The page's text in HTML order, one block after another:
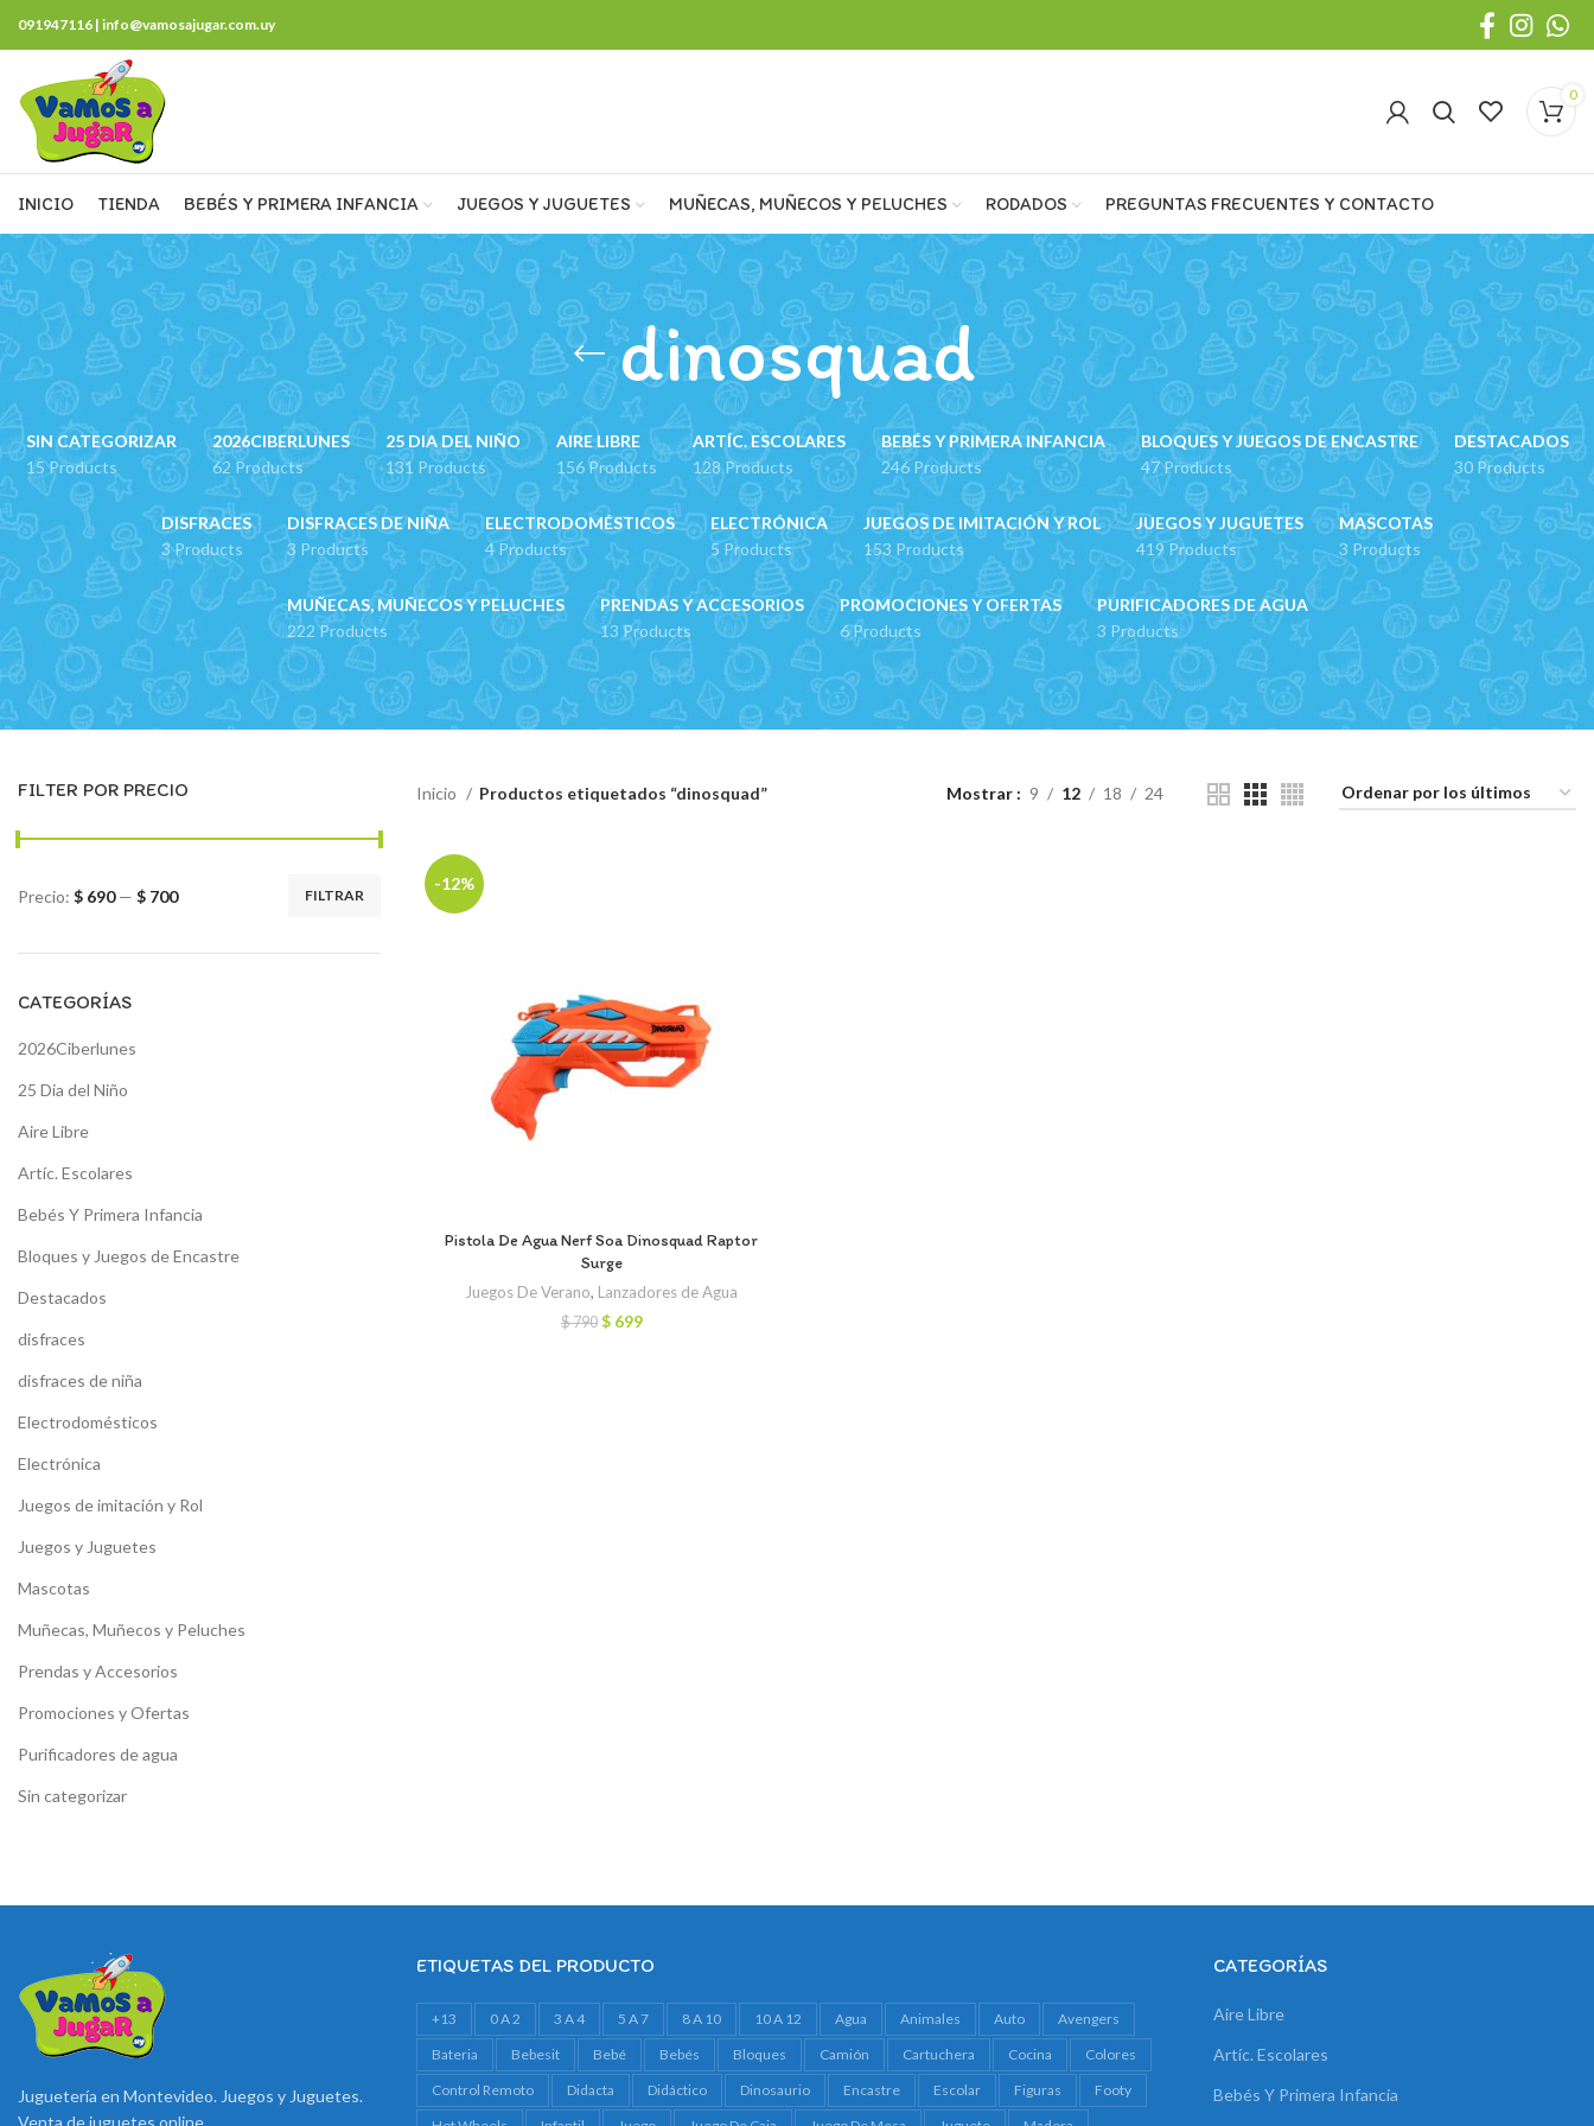
091947116 | info@vamosajugar.com.uy
0
INICIO TIENDA BEBÉS Y PRIMERA INFANCIA JUEGOS Y JUGUETES MUÑECAS, MUÑECOS Y PELUCHES RODADOS PREGUNTAS FRECUENTES Y CONTACTO
dinosquad
SIN CATEGORIZAR
15 Products
2026CIBERLUNES
62 Products
25 DIA DEL NIÑO
131 Products
AIRE LIBRE
156 Products
ARTÍC. ESCOLARES
128 Products
BEBÉS Y PRIMERA INFANCIA
246 Products
BLOQUES Y JUEGOS DE ENCASTRE
47 Products
DESTACADOS
30 Products
DISFRACES
3 Products
DISFRACES DE NIÑA
3 Products
ELECTRODOMÉSTICOS
4 Products
ELECTRÓNICA
5 Products
JUEGOS DE IMITACIÓN Y ROL
153 Products
JUEGOS Y JUGUETES
419 Products
MASCOTAS
3 Products
MUÑECAS, MUÑECOS Y PELUCHES
222 Products
PRENDAS Y ACCESORIOS
13 Products
PROMOCIONES Y OFERTAS
6 Products
PURIFICADORES DE AGUA
3 Products
FILTER POR PRECIO
FILTRAR
Precio: $ 690— $ 700
CATEGORÍAS
2026Ciberlunes
25 Dia del Niño
Aire Libre
Artíc. Escolares
Bebés Y Primera Infancia
Bloques y Juegos de Encastre
Destacados
disfraces
disfraces de niña
Electrodomésticos
Electrónica
Juegos de imitación y Rol
Juegos y Juguetes
Mascotas
Muñecas, Muñecos y Peluches
Prendas y Accesorios
Promociones y Ofertas
Purificadores de agua
Sin categorizar
Inicio Productos etiquetados “dinosquad” Mostrar 9 12 18 24
-12%
Pistola De Agua Nerf Soa Dinosquad Raptor
Surge
Juegos De Verano, Lanzadores de Agua
$790 El
$699El
Juguetería en Montevideo. Juegos y Juguetes.
Venta de juguetes online
ETIQUETAS DEL PRODUCTO
+13 0 A 2 3 A 4 5 A 7 8 A 10 10 A 12 Agua Animales Auto
Avengers
Bateria
Bebesit Bebé Bebés Bloques Camión Cartuchera Cocina
Colores
Control Remoto
Didacta Didáctico Dinosaurio Encastre Escolar Figuras
Footy
CATEGORÍAS
Aire Libre
Artíc. Escolares
Bebés Y Primera Infancia